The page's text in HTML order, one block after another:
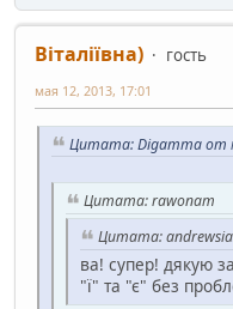
Віталіївна)
гость
мая 12, 2013, 17:01
Цитата: Digamma от
Цитата: rawonam
Цитата:
ва! супер! дякую
"ї" та "є" без